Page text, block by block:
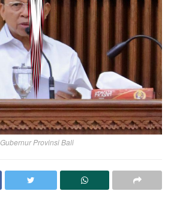
Gubernur Provinsi Bali